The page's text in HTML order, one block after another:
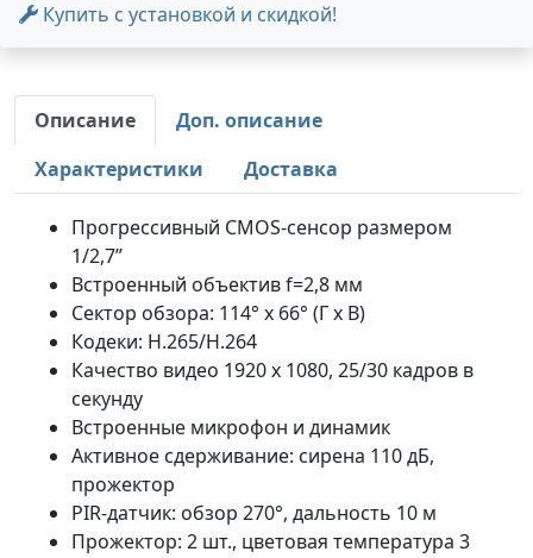
Купить с установкой и скидкой!
Описание
Доп. описание
Характеристики
Доставка
Прогрессивный CMOS-сенсор размером
1/2,7’’
Встроенный объектив f=2,8 мм
Сектор обзора: 114° х 66° (Г х В)
Кодеки: H.265/H.264
Качество видео 1920 х 1080, 25/30 кадров в
секунду
Встроенные микрофон и динамик
Активное сдерживание: сирена 110 дБ,
прожектор
PIR-датчик: обзор 270°, дальность 10 м
Прожектор: 2 шт., цветовая температура 3